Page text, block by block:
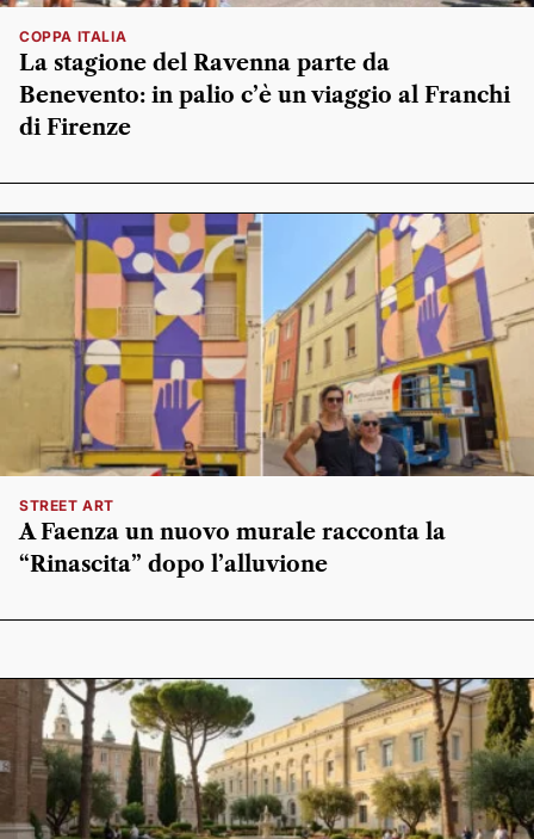
COPPA ITALIA
La stagione del Ravenna parte da
Benevento: in palio c’è un viaggio al Franchi
di Firenze
STREET ART
A Faenza un nuovo murale racconta la
“Rinascita” dopo l’alluvione